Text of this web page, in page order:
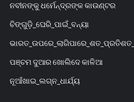
ନବୀନଙ୍କୁ ଧର୍ମେନ୍ଦ୍ରଙ୍କ କାଉଣ୍ଟର
ଚିଙ୍ଗୁଡ଼ି_ଘେରି_ପାଇଁ_ବନ୍ୟା
ପଞ୍ଚମ ଦୁଆର ଖୋଲିଦେ କାଳିଆ
ନୂଆଁଖାଇ_ଲଗ୍ନ_ଧାର୍ଯ୍ୟ